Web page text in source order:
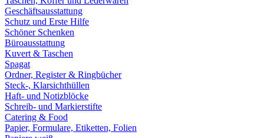
Geschäftsausstattung
Schutz und Erste Hilfe
Schöner Schenken
Büroausstattung
Kuvert & Taschen
Spagat
Ordner, Register & Ringbücher
Steck-, Klarsichthüllen
Haft- und Notizblöcke
Schreib- und Markierstifte
Catering & Food
Papier, Formulare, Etiketten, Folien